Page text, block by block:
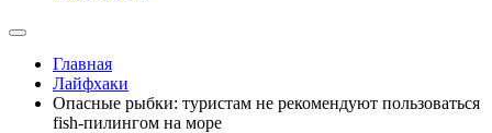
Главная
Лайфхаки
Опасные рыбки: туристам не рекомендуют пользоваться
fish-пилингом на море